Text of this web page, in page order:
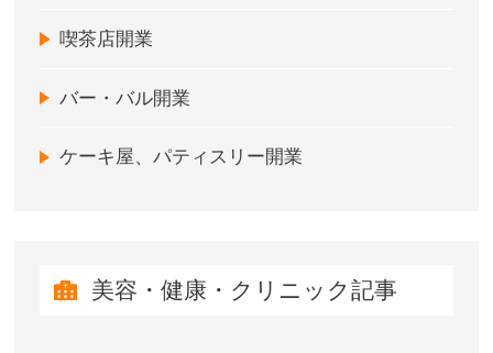
喫茶店開業
バー・バル開業
ケーキ屋、パティスリー開業
美容・健康・クリニック記事